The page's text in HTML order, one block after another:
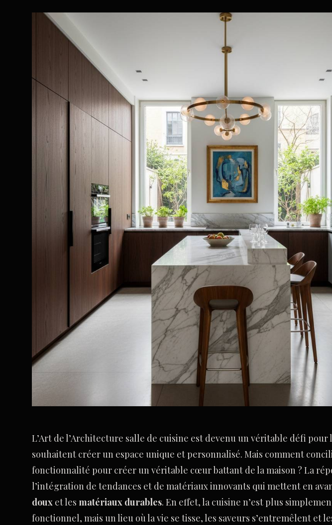
L’Art de l’Architecture salle de cuisine est devenu un véritable défi
souhaitent créer un espace unique et personnalisé. Mais comment
fonctionnalité pour créer un véritable cœur battant de la maison ? La
l’intégration de tendances et de matériaux innovants qui mettent en
doux et les matériaux durables. En effet, la cuisine n’est plus
fonctionnel, mais un lieu où la vie se tisse, les saveurs s’entremêlent et